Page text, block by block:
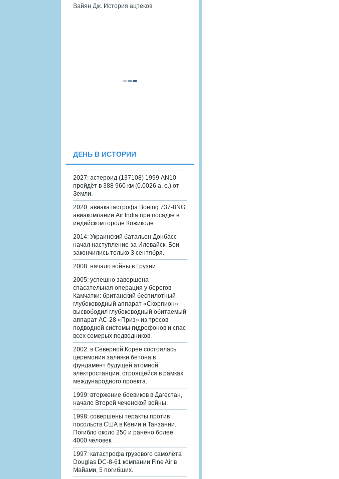
Вайян Дж. История ацтеков
ДЕНЬ В ИСТОРИИ
2027: астероид (137108) 1999 AN10
пройдёт в 388 960 км (0.0026 а. е.) от
Земли.
2020: авиакатастрофа Boeing 737-8NG
авиакомпании Air India при посадке в
индийском городе Кожикоде.
2014: Украинский батальон Донбасс
начал наступление за Иловайск. Бои
закончились только 3 сентября.
2008: начало войны в Грузии.
2005: успешно завершена
спасательная операция у берегов
Камчатки: британский беспилотный
глубоководный аппарат «Скорпион»
высвободил глубоководный обитаемый
аппарат АС-28 «Приз» из тросов
подводной системы гидрофонов и спас
всех семерых подводников.
2002: в Северной Корее состоялась
церемония заливки бетона в
фундамент будущей атомной
электростанции, строящейся в рамках
международного проекта.
1999: вторжение боевиков в Дагестан,
начало Второй чеченской войны.
1998: совершены теракты против
посольств США в Кении и Танзании.
Погибло около 250 и ранено более
4000 человек.
1997: катастрофа грузового самолёта
Douglas DC-8-61 компании Fine Air в
Майами, 5 погибших.